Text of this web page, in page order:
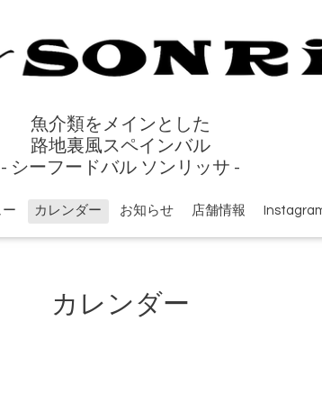
魚介類をメインとした
路地裏風スペインバル
- シーフードバル ソンリッサ -
ー カレンダー お知らせ 店舗情報
カレンダー